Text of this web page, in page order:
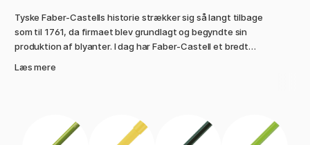
Tyske Faber-Castells historie strækker sig så langt tilbage
som til 1761, da firmaet blev grundlagt og begyndte sin
produktion af blyanter. I dag har Faber-Castell et bredt
samt diverse tilbehør!
Læs mere